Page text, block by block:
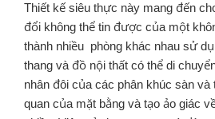
Thiết kế siêu thực này mang đến
đổi không thể tin được của một
thành nhiều phòng khác nhau sử
thang và đồ nội thất có thể di
nhân đôi của các phân khúc sàn
quan của mặt bằng và tạo ảo giác